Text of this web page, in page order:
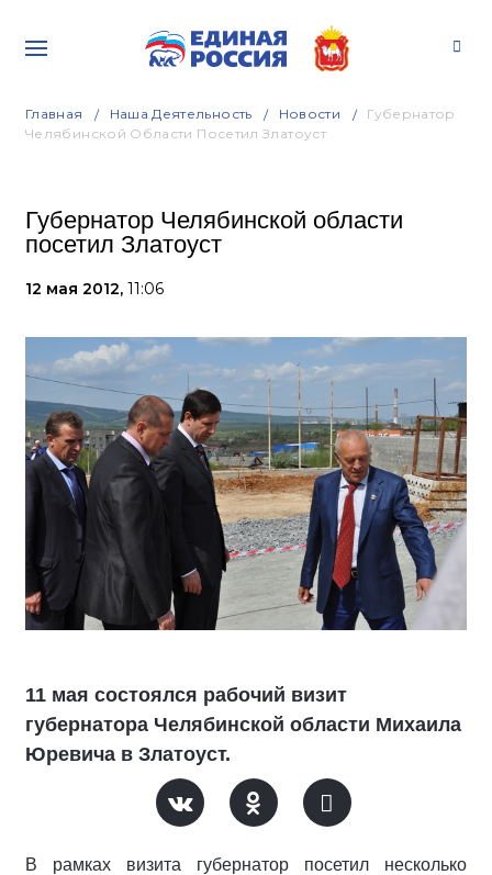
Главная Наша Деятельность Новости
Губернатор
Челябинской Области Посетил Златоуст
Губернатор Челябинской области
посетил Златоуст
12 мая 2012, 11:06
11 мая состоялся рабочий визит
губернатора Челябинской области Михаила
Юревича в Златоуст.
В рамках визита губернатор посетил несколько